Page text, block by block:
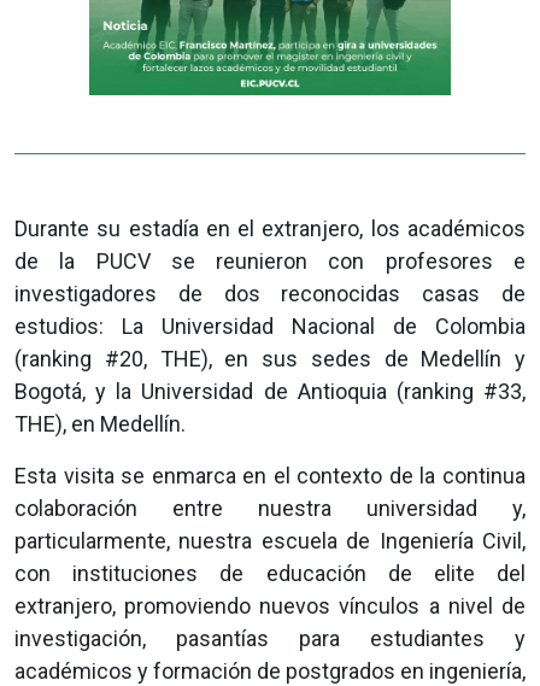
Durante su estadía en el extranjero, los académicos
de la PUCV se reunieron con profesores e
investigadores de dos reconocidas casas de
estudios: La Universidad Nacional de Colombia
(ranking #20, THE), en sus sedes de Medellín y
Bogotá, y la Universidad de Antioquia (ranking #33,
THE), en Medellín.
Esta visita se enmarca en el contexto de la continua
colaboración entre nuestra universidad y,
particularmente, nuestra escuela de Ingeniería Civil,
con instituciones de educación de elite del
extranjero, promoviendo nuevos vínculos a nivel de
investigación, pasantías para estudiantes y
académicos y formación de postgrados en ingeniería,